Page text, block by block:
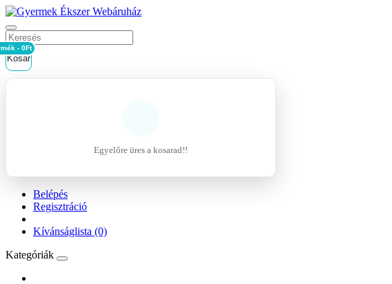
Kosár
- 0Ft
Egyelőre üres a kosarad!!
Belépés
Regisztráció
Kívánságlista (0)
Kategóriák